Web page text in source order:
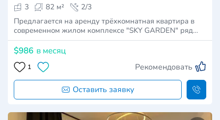
3
82 м²
2/3
Предлагается на аренду трёхкомнатная квартира в
современном жилом комплексе "SKY GARDEN" ряд…
$986 в месяц
1 Рекомендовать
Оставить заявку